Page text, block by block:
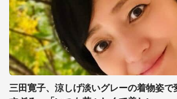
三田寛子、涼しげ淡いグレーの着物姿で